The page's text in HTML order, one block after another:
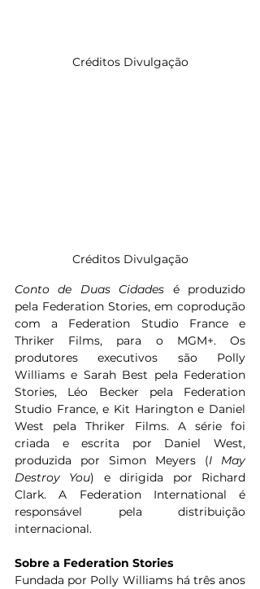
Créditos Divulgação
Créditos Divulgação
Conto de Duas Cidades é produzido
pela Federation Stories, em coprodução
com a Federation Studio France e
Thriker Films, para o MGM+. Os
produtores executivos são Polly
Williams e Sarah Best pela Federation
Stories, Léo Becker pela Federation
Studio France, e Kit Harington e Daniel
West pela Thriker Films. A série foi
criada e escrita por Daniel West,
produzida por Simon Meyers (I May
Destroy You) e dirigida por Richard
Clark. A Federation International é
responsável pela distribuição
internacional.
Sobre a Federation Stories
Fundada por Polly Williams há três anos